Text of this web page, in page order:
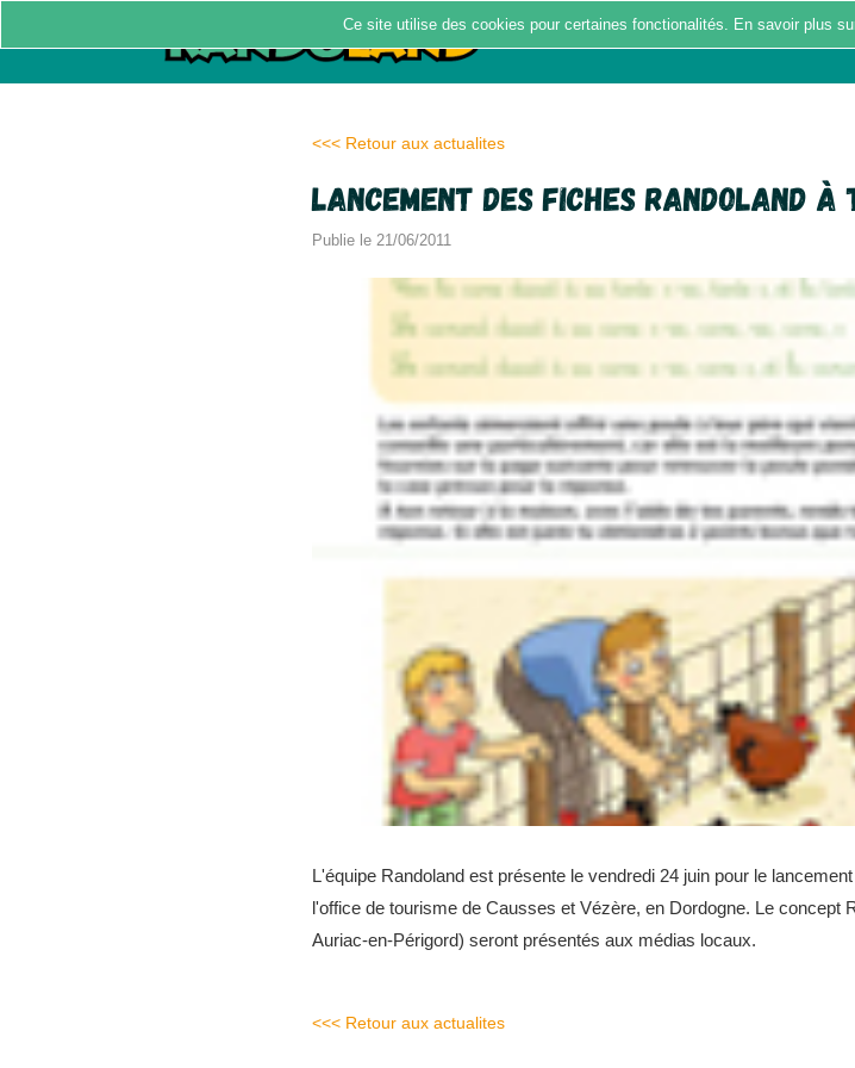
Ce site utilise des cookies pour certaines fonctionalités. En savoir plus
<<< Retour aux actualites
Lancement des fiches Randoland à
Publie le 21/06/2011
L'équipe Randoland est présente le vendredi 24 juin pour le
l'office de tourisme de Causses et Vézère, en Dordogne. Le concept
Auriac-en-Périgord) seront présentés aux médias locaux.
<<< Retour aux actualites